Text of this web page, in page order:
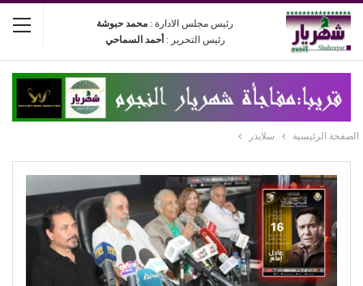
رئيس مجلس الادارة : محمد حبوشة
رئيس التحرير : أحمد السماحي
الصفحة الرئيسية سلايدر